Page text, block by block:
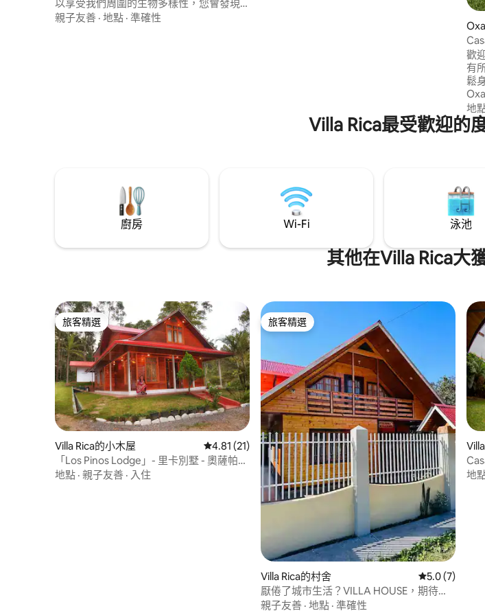
以享受我們周圍的生物多樣性，您會發現
各種鳥類、猴子、本地動植物，豐富了我
親子友善 · 地點 · 準確性
一
歡
有
鬆
的
每
蛋
地
Villa Rica最受歡迎的
廚房 Wi-Fi 泳池
其他在Villa Rica大
旅客精選
旅客精選
Villa Rica的小木屋 從 21 則評價中獲得 4.81 的平均評分（滿分 5 分）
4.81 (21)
「Los Pinos Lodge」- 里卡別墅 - 奧薩帕帕
- 秘魯
地點 · 親子友善 · 入住
旅客精選
旅客精選
Villa Rica的村舍 從 7 則評價中
5.0 (7)
厭倦了城市生活？VILLA HOUSE，期待您
的到來......
親子友善 · 地點 · 準確性
區
地